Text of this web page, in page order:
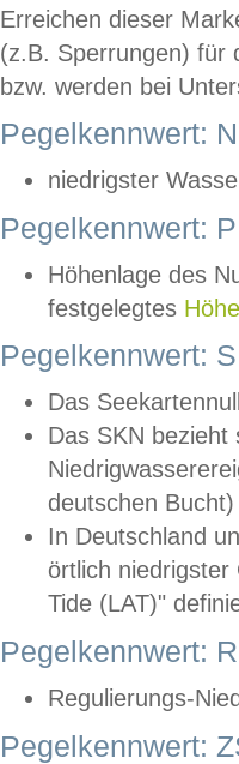
Erreichen dieser
(z.B. Sperrungen) für
bzw. werden bei
Pegelkennwert:
niedrigster
Pegelkennwert:
Höhenlage des
festgelegtes
Pegelkennwert:
Das
Das SKN
deutschen
In Deutschland
örtlich
Tide (LAT)"
Pegelkennwert:
Regulierungs-
Pegelkennwert: